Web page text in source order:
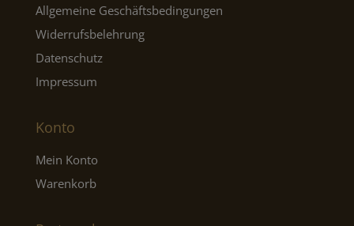
Allgemeine Geschäftsbedingungen
Widerrufsbelehrung
Datenschutz
Impressum
Konto
Mein Konto
Warenkorb